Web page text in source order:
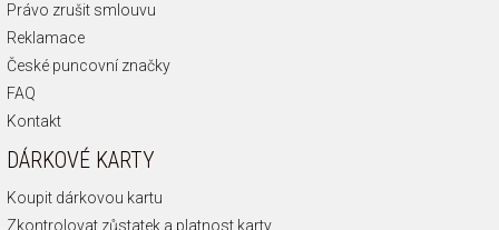
Právo zrušit smlouvu
Reklamace
České puncovní značky
FAQ
Kontakt
DÁRKOVÉ KARTY
Koupit dárkovou kartu
Zkontrolovat zůstatek a platnost karty